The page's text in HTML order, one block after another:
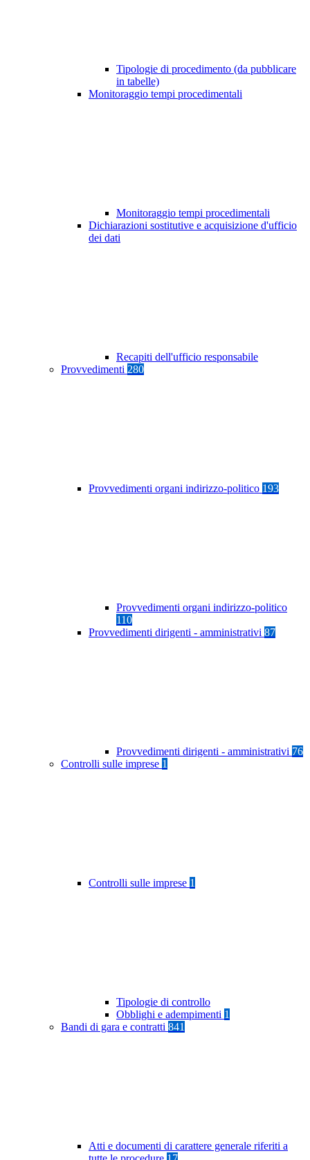
Tipologie di procedimento (da pubblicare
in tabelle)
Monitoraggio tempi procedimentali
Monitoraggio tempi procedimentali
Dichiarazioni sostitutive e acquisizione d'ufficio
dei dati
Recapiti dell'ufficio responsabile
Provvedimenti 280
Provvedimenti organi indirizzo-politico 193
Provvedimenti organi indirizzo-politico
110
Provvedimenti dirigenti - amministrativi 87
Provvedimenti dirigenti - amministrativi 76
Controlli sulle imprese 1
Controlli sulle imprese 1
Tipologie di controllo
Obblighi e adempimenti 1
Bandi di gara e contratti 841
Atti e documenti di carattere generale riferiti a